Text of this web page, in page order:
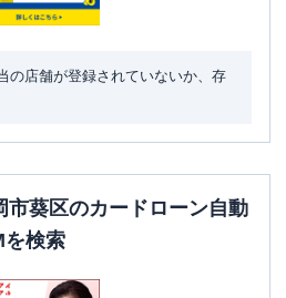
の店舗が登録されていないか、存
市葵区のカードローン自動
を検索